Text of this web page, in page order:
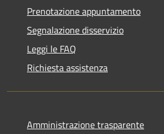
Prenotazione appuntamento
Segnalazione disservizio
Leggi le FAQ
Richiesta assistenza
Amministrazione trasparente